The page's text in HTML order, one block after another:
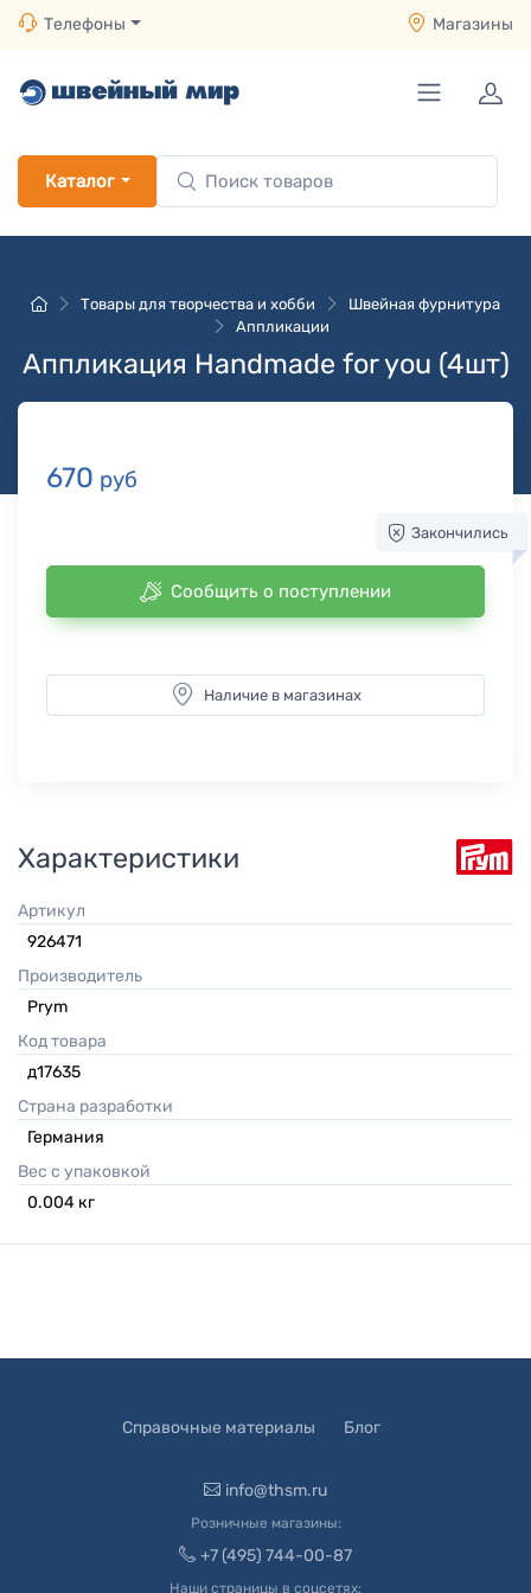
Телефоны Магазины
Каталог
Товары для творчества и хобби
Швейная фурнитура
Аппликации
Аппликация Handmade for you (4шт)
670 руб
Закончились
Сообщить о поступлении
Наличие в магазинах
Характеристики
Артикул
926471
Производитель
Prym
Код товара
д17635
Страна разработки
Германия
Вес с упаковкой
0.004 кг
Справочные материалы Блог
info@thsm.ru
Розничные магазины:
+7 (495) 744-00-87
Наши страницы в соцсетях: